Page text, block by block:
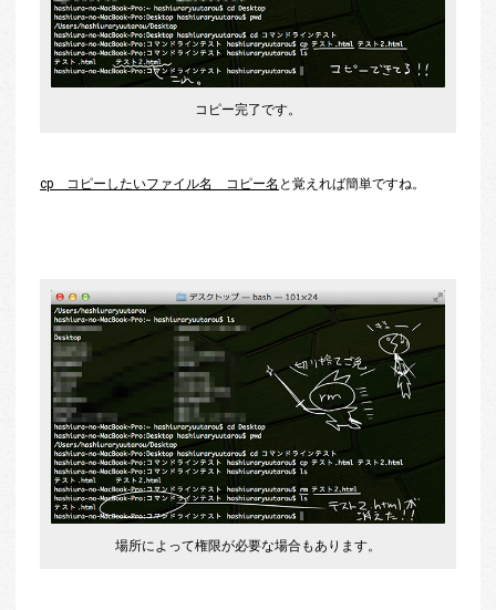
コピー完了です。
cp コピーしたいファイル名 コピー名 と覚えれば簡単ですね。
場所によって権限が必要な場合もあります。